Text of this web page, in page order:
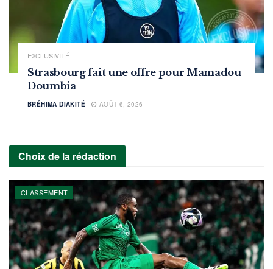
EXCLUSIVITÉ
Strasbourg fait une offre pour Mamadou
Doumbia
BRÉHIMA DIAKITÉ AOÛT 6, 2026
Choix de la rédaction
CLASSEMENT